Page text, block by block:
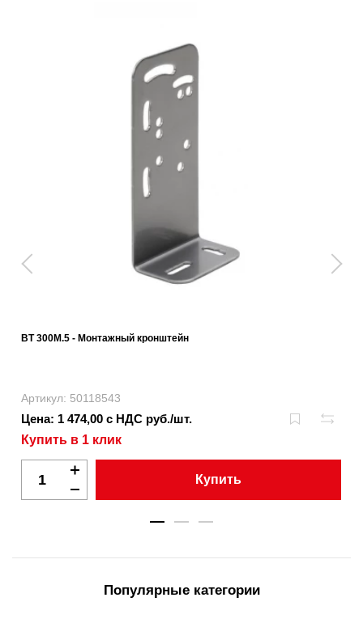
BT 300M.5 - Монтажный кронштейн
Артикул: 50118543
Цена: 1 474,00 с НДС руб./шт.
Купить в 1 клик
Купить
Популярные категории